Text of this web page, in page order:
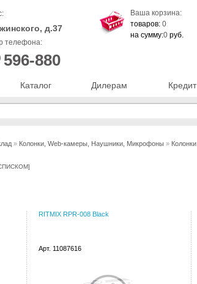
Каталог Дилерам Кредит
д.37
телефона:
596-880
Ваша корзина:
товаров: 0
на сумму:0 руб.
» Колонки, Web-камеры, Наушники, Микрофоны » Колонки
]
RITMIX RPR-008 Black
Арт. 11087616